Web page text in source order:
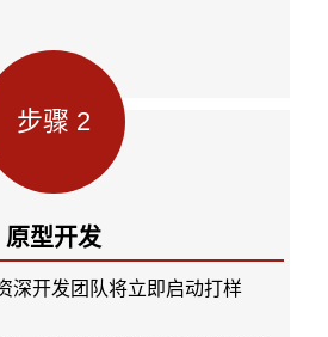
步骤 2
原型开发
深开发团队将立即启动打样